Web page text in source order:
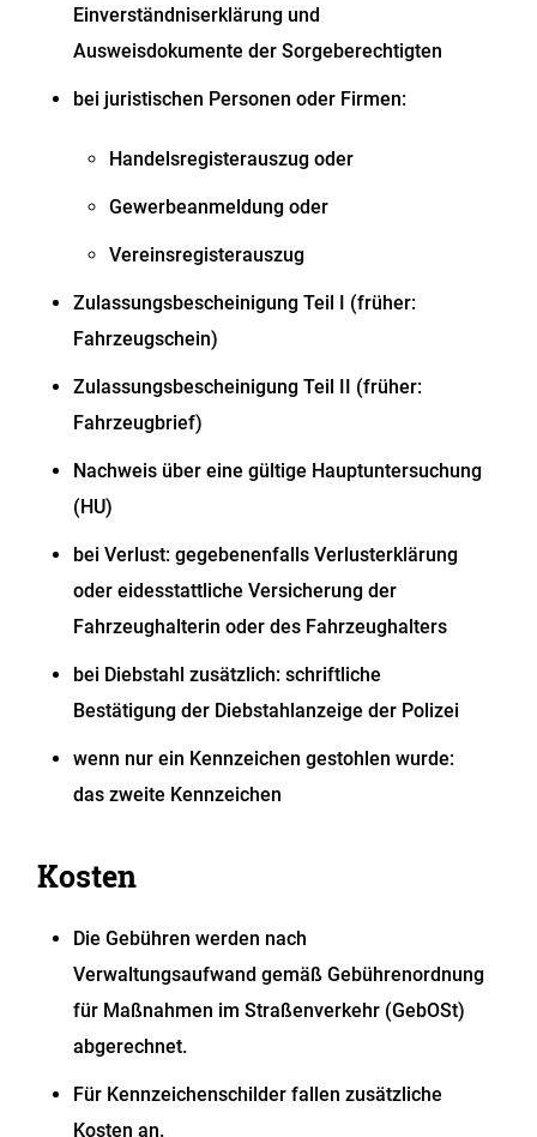
Einverständniserklärung und
Ausweisdokumente der Sorgeberechtigten
bei juristischen Personen oder Firmen:
Handelsregisterauszug oder
Gewerbeanmeldung oder
Vereinsregisterauszug
Zulassungsbescheinigung Teil I (früher:
Fahrzeugschein)
Zulassungsbescheinigung Teil II (früher:
Fahrzeugbrief)
Nachweis über eine gültige Hauptuntersuchung
(HU)
bei Verlust: gegebenenfalls Verlusterklärung
oder eidesstattliche Versicherung der
Fahrzeughalterin oder des Fahrzeughalters
bei Diebstahl zusätzlich: schriftliche
Bestätigung der Diebstahlanzeige der Polizei
wenn nur ein Kennzeichen gestohlen wurde:
das zweite Kennzeichen
Kosten
Die Gebühren werden nach
Verwaltungsaufwand gemäß Gebührenordnung
für Maßnahmen im Straßenverkehr (GebOSt)
abgerechnet.
Für Kennzeichenschilder fallen zusätzliche
Kosten an.